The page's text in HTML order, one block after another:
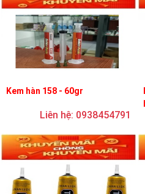
Kem hàn 158 - 60gr
Liên hệ: 0938454791